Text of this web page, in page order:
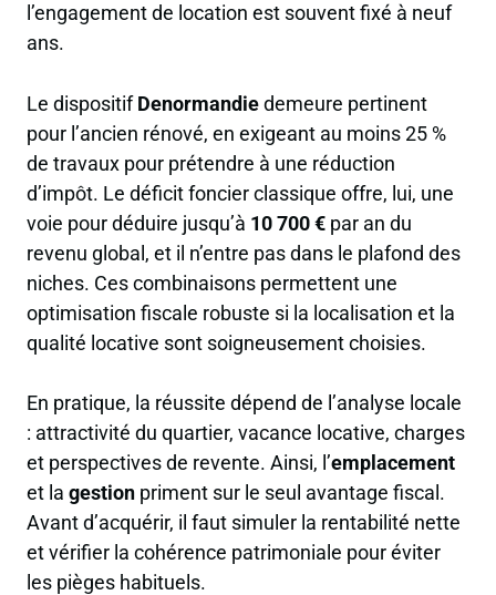
l’engagement de location est souvent fixé à neuf
ans.
Le dispositifDenormandiedemeure pertinent
pour l’ancien rénové, en exigeant au moins 25 %
de travaux pour prétendre à une réduction
d’impôt. Le déficit foncier classique offre, lui, une
voie pour déduire jusqu’à 10 700 € par an du
revenu global, et il n’entre pas dans le plafond des
niches. Ces combinaisons permettent une
optimisation fiscale robuste si la localisation et la
qualité locative sont soigneusement choisies.
En pratique, la réussite dépend de l’analyse locale
: attractivité du quartier, vacance locative, charges
et perspectives de revente. Ainsi, l’emplacement
et la gestion priment sur le seul avantage fiscal.
Avant d’acquérir, il faut simuler la rentabilité nette
et vérifier la cohérence patrimoniale pour éviter
les pièges habituels.